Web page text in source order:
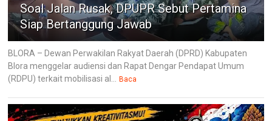
Soal Jalan Rusak, DPUPR Sebut Pertamina
Siap Bertanggung Jawab
BLORA – Dewan Perwakilan Rakyat Daerah (DPRD) Kabupaten
Blora menggelar audiensi dan Rapat Dengar Pendapat Umum
(RDPU) terkait mobilisasi al...
Baca